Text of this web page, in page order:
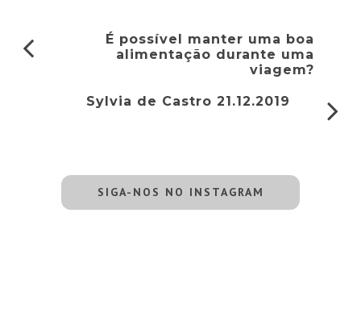
É possível manter uma boa
alimentação durante uma
viagem?
Sylvia de Castro 21.12.2019
SIGA-NOS NO INSTAGRAM